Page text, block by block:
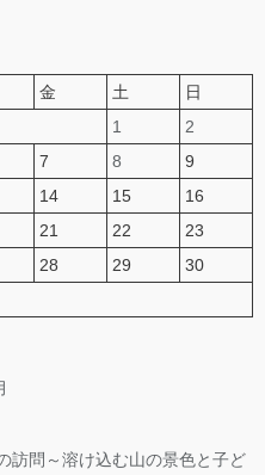
金 土
日
1
2
7 8
9
14 15
16
21 22
23
28 29
30
訪問～溶け込む山の景色と子ど